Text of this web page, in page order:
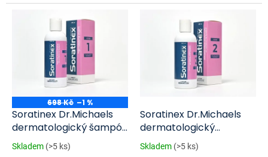
698 Kč –1 %
Soratinex Dr.Michaels
dermatologický šampón
200ml
Skladem (>5 ks)
Soratinex Dr.Michaels
dermatologický
kondicionér 200ml
Skladem (>5 ks)